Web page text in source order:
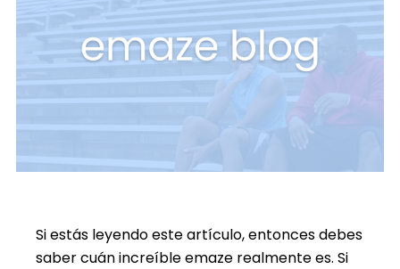
Si estás leyendo este artículo, entonces debes
saber cuán increíble emaze realmente es. Si